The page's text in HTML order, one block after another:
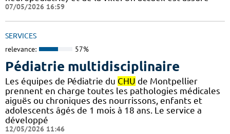
07/05/2026 16:59
SERVICES
relevance: 57%
Pédiatrie multidisciplinaire
Les équipes de Pédiatrie du CHU de Montpellier
prennent en charge toutes les pathologies médicales
aiguës ou chroniques des nourrissons, enfants et
adolescents âgés de 1 mois à 18 ans. Le service a
développé
12/05/2026 11:46